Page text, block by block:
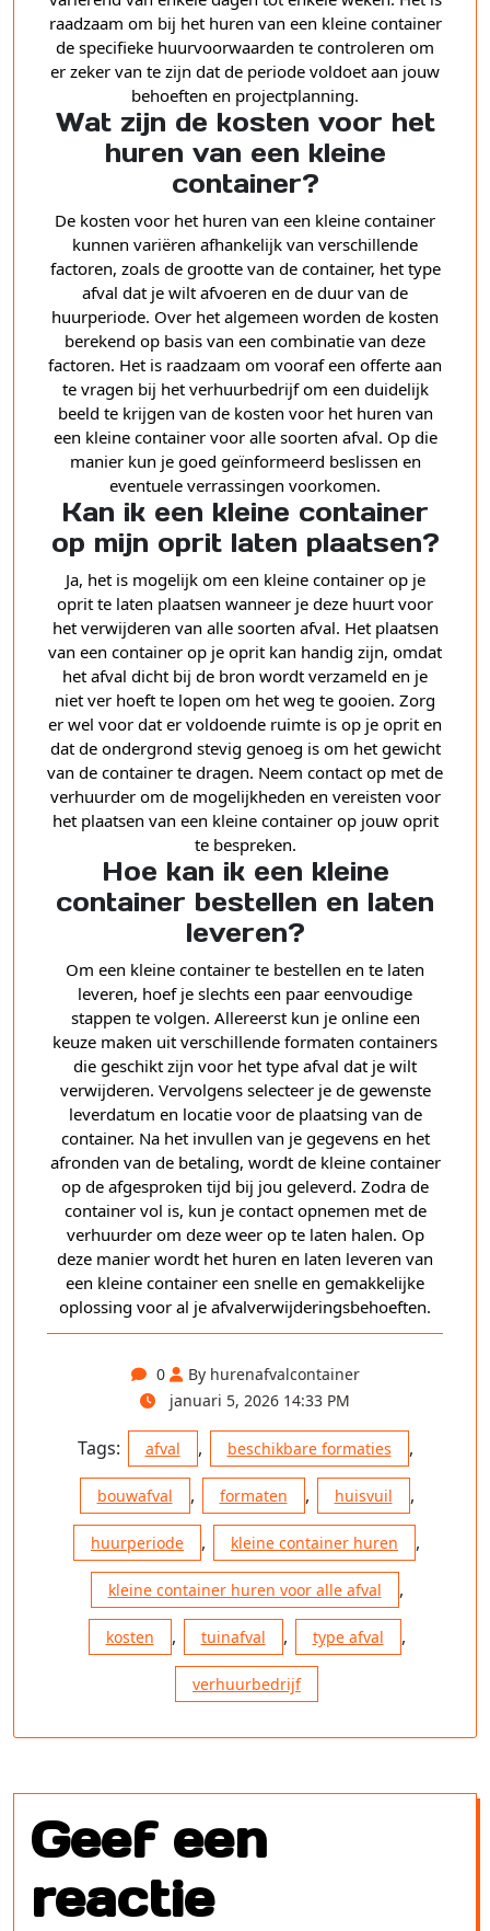
raadzaam om bij het huren van een kleine container
de specifieke huurvoorwaarden te controleren om
er zeker van te zijn dat de periode voldoet aan jouw
behoeften en projectplanning.
Wat zijn de kosten voor het
huren van een kleine
container?
De kosten voor het huren van een kleine container
kunnen variëren afhankelijk van verschillende
factoren, zoals de grootte van de container, het type
afval dat je wilt afvoeren en de duur van de
huurperiode. Over het algemeen worden de kosten
berekend op basis van een combinatie van deze
factoren. Het is raadzaam om vooraf een offerte aan
te vragen bij het verhuurbedrijf om een duidelijk
beeld te krijgen van de kosten voor het huren van
een kleine container voor alle soorten afval. Op die
manier kun je goed geïnformeerd beslissen en
eventuele verrassingen voorkomen.
Kan ik een kleine container
op mijn oprit laten plaatsen?
Ja, het is mogelijk om een kleine container op je
oprit te laten plaatsen wanneer je deze huurt voor
het verwijderen van alle soorten afval. Het plaatsen
van een container op je oprit kan handig zijn, omdat
het afval dicht bij de bron wordt verzameld en je
niet ver hoeft te lopen om het weg te gooien. Zorg
er wel voor dat er voldoende ruimte is op je oprit en
dat de ondergrond stevig genoeg is om het gewicht
van de container te dragen. Neem contact op met de
verhuurder om de mogelijkheden en vereisten voor
het plaatsen van een kleine container op jouw oprit
te bespreken.
Hoe kan ik een kleine
container bestellen en laten
leveren?
Om een kleine container te bestellen en te laten
leveren, hoef je slechts een paar eenvoudige
stappen te volgen. Allereerst kun je online een
keuze maken uit verschillende formaten containers
die geschikt zijn voor het type afval dat je wilt
verwijderen. Vervolgens selecteer je de gewenste
leverdatum en locatie voor de plaatsing van de
container. Na het invullen van je gegevens en het
afronden van de betaling, wordt de kleine container
op de afgesproken tijd bij jou geleverd. Zodra de
container vol is, kun je contact opnemen met de
verhuurder om deze weer op te laten halen. Op
deze manier wordt het huren en laten leveren van
een kleine container een snelle en gemakkelijke
oplossing voor al je afvalverwijderingsbehoeften.
0
By hurenafvalcontainer
januari 5, 2026 14:33 PM
Tags: afval , beschikbare formaties ,
bouwafval , formaten , huisvuil ,
huurperiode , kleine container huren ,
kleine container huren voor alle afval ,
kosten , tuinafval , type afval ,
verhuurbedrijf
Geef een
reactie